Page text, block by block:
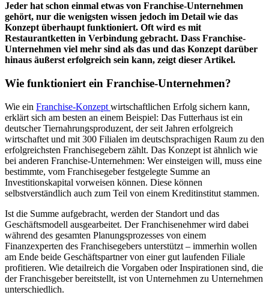
Jeder hat schon einmal etwas von Franchise-Unternehmen
gehört, nur die wenigsten wissen jedoch im Detail wie das
Konzept überhaupt funktioniert. Oft wird es mit
Restaurantketten in Verbindung gebracht. Dass Franchise-
Unternehmen viel mehr sind als das und das Konzept darüber
hinaus äußerst erfolgreich sein kann, zeigt dieser Artikel.
Wie funktioniert ein Franchise-Unternehmen?
Wie ein Franchise-Konzept wirtschaftlichen Erfolg sichern kann,
erklärt sich am besten an einem Beispiel: Das Futterhaus ist ein
deutscher Tiernahrungsproduzent, der seit Jahren erfolgreich
wirtschaftet und mit 300 Filialen im deutschsprachigen Raum zu den
erfolgreichsten Franchisegebern zählt. Das Konzept ist ähnlich wie
bei anderen Franchise-Unternehmen: Wer einsteigen will, muss eine
bestimmte, vom Franchisegeber festgelegte Summe an
Investitionskapital vorweisen können. Diese können
selbstverständlich auch zum Teil von einem Kreditinstitut stammen.
Ist die Summe aufgebracht, werden der Standort und das
Geschäftsmodell ausgearbeitet. Der Franchisenehmer wird dabei
während des gesamten Planungsprozesses von einem
Finanzexperten des Franchisegebers unterstützt – immerhin wollen
am Ende beide Geschäftspartner von einer gut laufenden Filiale
profitieren. Wie detailreich die Vorgaben oder Inspirationen sind, die
der Franchisgeber bereitstellt, ist von Unternehmen zu Unternehmen
unterschiedlich.